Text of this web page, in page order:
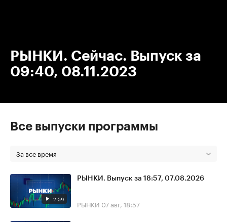
РЫНКИ. Сейчас. Выпуск за
09:40, 08.11.2023
Все выпуски программы
За все время
2:59
РЫНКИ. Выпуск за 18:57, 07.08.2026
РЫНКИ 07 авг, 18:57